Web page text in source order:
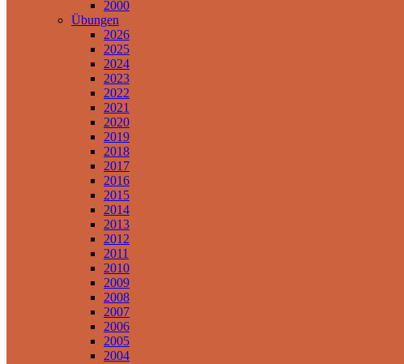
2000
Übungen
2026
2025
2024
2023
2022
2021
2020
2019
2018
2017
2016
2015
2014
2013
2012
2011
2010
2009
2008
2007
2006
2005
2004